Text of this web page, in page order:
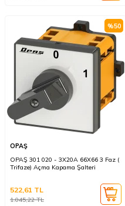
%50
OPAŞ
OPAŞ 301 020 - 3X20A 66X66 3 Faz (
Trifaze) Açma Kapama Şalteri
1.045,22TL
522,61 TL